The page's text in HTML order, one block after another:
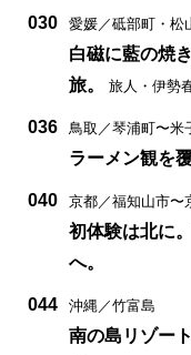
030 愛媛／砥部町・松
白磁に藍の焼
旅。
旅人・伊勢
036 鳥取／琴浦町〜米
ラーメン観を
040 京都／福知山市〜
初体験は北に
へ。
044 沖縄／竹富島
南の島リゾー